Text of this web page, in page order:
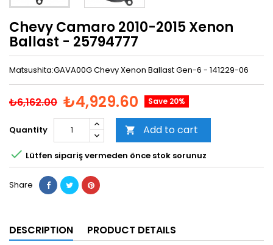
Chevy Camaro 2010-2015 Xenon
Ballast - 25794777
Matsushita:GAVA00G Chevy Xenon Ballast Gen-6 - 141229-06
₺6,162.00 ₺4,929.60 Save 20%
Quantity  Add to cart
 Lütfen sipariş vermeden önce stok sorunuz
Share
DESCRIPTION PRODUCT DETAILS